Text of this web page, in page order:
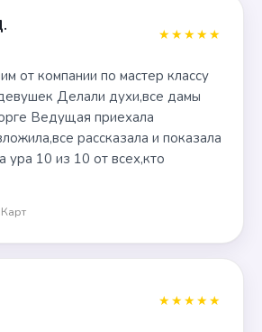
★★★★★
от компании по мастер классу
Делали духи,все дамы
Ведущая приехала
рассказала и показала
ура 10 из 10 от всех,кто
★★★★★